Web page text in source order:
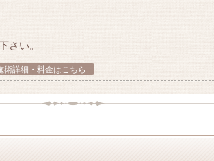
さい。
術詳細・料金はこちら